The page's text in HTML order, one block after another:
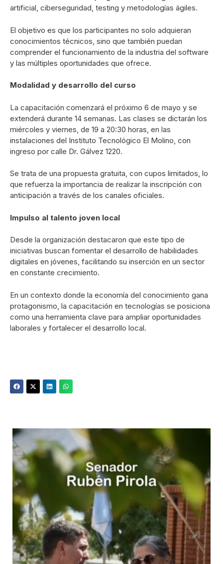
artificial, ciberseguridad, testing y metodologías ágiles.
El objetivo es que los participantes no solo adquieran
conocimientos técnicos, sino que también puedan
comprender el funcionamiento de la industria del software
y las múltiples oportunidades que ofrece.
Modalidad y desarrollo del curso
La capacitación comenzará el próximo 6 de mayo y se
extenderá durante 14 semanas. Las clases se dictarán los
miércoles y viernes, de 19 a 20:30 horas, en las
instalaciones del Instituto Tecnológico El Molino , con
ingreso por calle Dr. Gálvez 1220.
Se trata de una propuesta gratuita, con cupos limitados, lo
que refuerza la importancia de realizar la inscripción con
anticipación a través de los canales oficiales.
Impulso al talento joven local
Desde la organización destacaron que este tipo de
iniciativas buscan fomentar el desarrollo de habilidades
digitales en jóvenes, facilitando su inserción en un sector
en constante crecimiento.
En un contexto donde la economía del conocimiento gana
protagonismo, la capacitación en tecnologías se posiciona
como una herramienta clave para ampliar oportunidades
laborales y fortalecer el desarrollo local.